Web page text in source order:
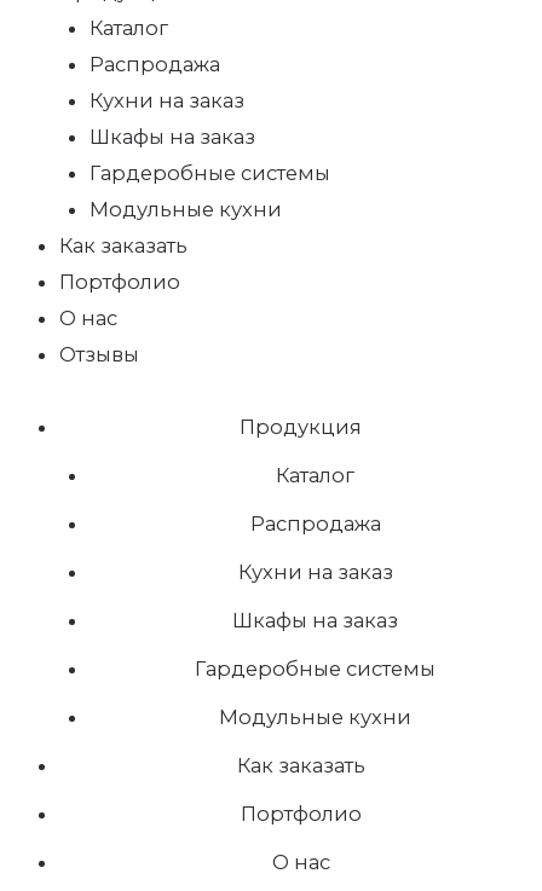
Каталог
Распродажа
Кухни на заказ
Шкафы на заказ
Гардеробные системы
Модульные кухни
Как заказать
Портфолио
О нас
Отзывы
Продукция
Каталог
Распродажа
Кухни на заказ
Шкафы на заказ
Гардеробные системы
Модульные кухни
Как заказать
Портфолио
О нас